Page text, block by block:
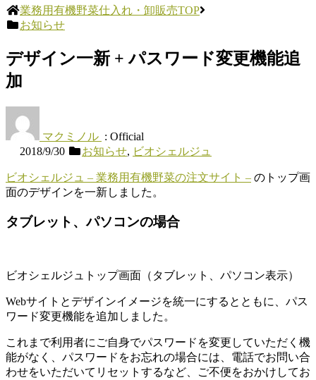
業務用有機野菜仕入れ・卸販売TOP
お知らせ
デザイン一新 + パスワード変更機能追
加
マクミノル : Official
2018/9/30
お知らせ, ビオシェルジュ
ビオシェルジュ – 業務用有機野菜の注文サイト – のトップ画
面のデザインを一新しました。
タブレット、パソコンの場合
ビオシェルジュトップ画面（タブレット、パソコン表示）
Webサイトとデザインイメージを統一にするとともに、パス
ワード変更機能を追加しました。
これまで利用者にご自身でパスワードを変更していただく機
能がなく、パスワードをお忘れの場合には、電話でお問い合
わせをいただいてリセットするなど、ご不便をおかけしてお